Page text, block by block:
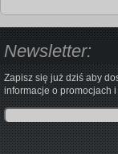
Newsletter:
Zapisz się już dziś aby
informacje o promocjach